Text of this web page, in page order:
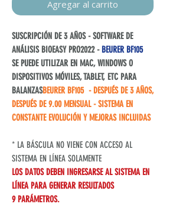
oferta
Agregar al carrito
SUSCRIPCIÓN DE 3 AÑOS - SOFTWARE DE
ANÁLISIS BIOEASY PRO2022 - BEURER BF105
SE PUEDE UTILIZAR EN MAC, WINDOWS O
DISPOSITIVOS MÓVILES, TABLET, ETC PARA
BALANZASBEURER BF105 - DESPUÉS DE 3 AÑOS,
DESPUÉS DE 9.00 MENSUAL - SISTEMA EN
CONSTANTE EVOLUCIÓN Y MEJORAS INCLUIDAS
* LA BÁSCULA NO VIENE CON ACCESO AL
SISTEMA EN LÍNEA SOLAMENTE
LOS DATOS DEBEN INGRESARSE AL SISTEMA EN
LÍNEA PARA GENERAR RESULTADOS
9 PARÁMETROS.